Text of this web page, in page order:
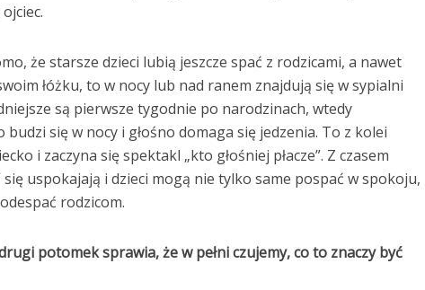
że starsze dzieci lubią jeszcze spać z rodzicami, a nawet
łóżku, to w nocy lub nad ranem znajdują się w sypialni
są pierwsze tygodnie po narodzinach, wtedy
budzi się w nocy i głośno domaga się jedzenia. To z kolei
i zaczyna się spektakl „kto głośniej płacze”. Z czasem
się uspokajają i dzieci mogą nie tylko same pospać w spokoju,
rodzicom.
potomek sprawia, że w pełni czujemy, co to znaczy być